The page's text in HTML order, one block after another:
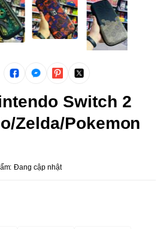
Switch 2
Zelda/Pokemon
Đang cập nhật